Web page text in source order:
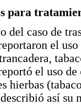
para
del caso de
el
el uso
hierbas
así su